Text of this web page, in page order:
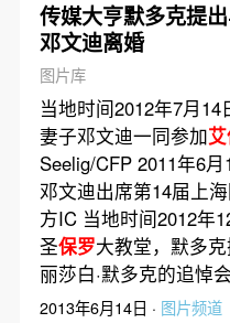
传媒大亨默多克提
邓文迪离婚
图片库
当地时间2012年7月
妻子邓文迪一同参加
Seelig/CFP 2011年6
邓文迪出席第14届上
方IC 当地时间2012年
圣保罗大教堂，默多
丽莎白·默多克的追
2013年6月14日 · 图片频道